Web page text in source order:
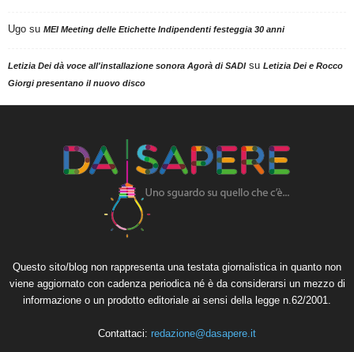
Ugo su MEI Meeting delle Etichette Indipendenti festeggia 30 anni
Letizia Dei dà voce all'installazione sonora Agorà di SADIsu Letizia Dei e Rocco
Giorgi presentano il nuovo disco
Questo sito/blog non rappresenta una testata giornalistica in quanto non
viene aggiornato con cadenza periodica né è da considerarsi un mezzo di
informazione o un prodotto editoriale ai sensi della legge n.62/2001.
Contattaci: redazione@dasapere.it